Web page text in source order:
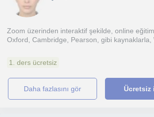
Zoom üzerinden interaktif şekilde, online eğitim
Oxford, Cambridge, Pearson, gibi kaynaklarla,
1. ders ücretsiz
daha fazlasını gör Ücretsiz